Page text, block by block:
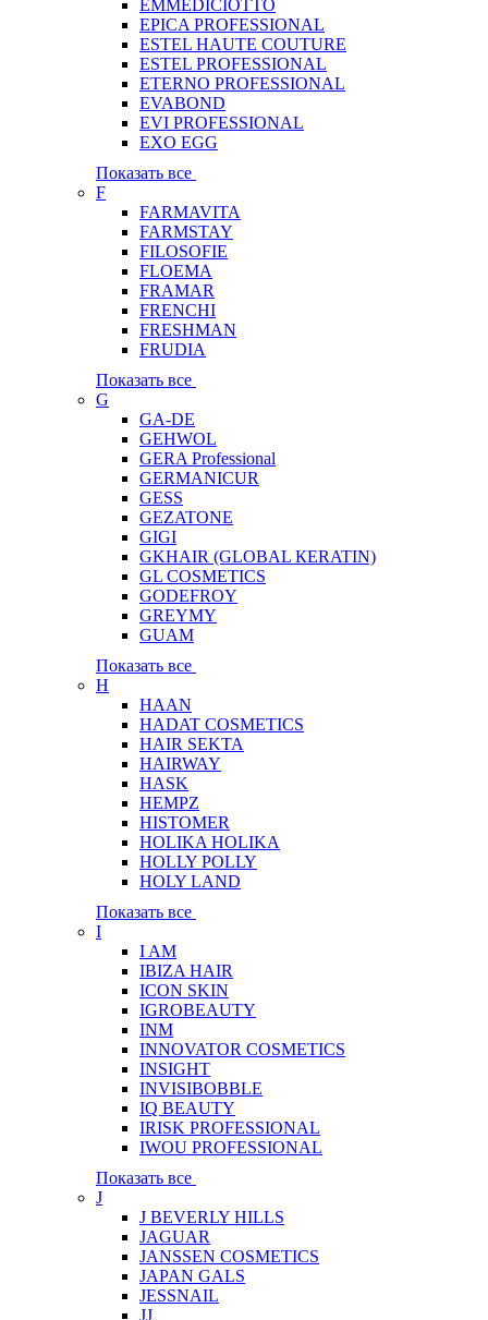
EMMEDICIOTTO
EPICA PROFESSIONAL
ESTEL HAUTE COUTURE
ESTEL PROFESSIONAL
ETERNO PROFESSIONAL
EVABOND
EVI PROFESSIONAL
EXO EGG
Показать все
F
FARMAVITA
FARMSTAY
FILOSOFIE
FLOEMA
FRAMAR
FRENCHI
FRESHMAN
FRUDIA
Показать все
G
GA-DE
GEHWOL
GERA Professional
GERMANICUR
GESS
GEZATONE
GIGI
GKHAIR (GLOBAL КЕRATIN)
GL COSMETICS
GODEFROY
GREYMY
GUAM
Показать все
H
HAAN
HADAT COSMETICS
HAIR SEKTA
HAIRWAY
HASK
HEMPZ
HISTOMER
HOLIKA HOLIKA
HOLLY POLLY
HOLY LAND
Показать все
I
I AM
IBIZA HAIR
ICON SKIN
IGROBEAUTY
INM
INNOVATOR COSMETICS
INSIGHT
INVISIBOBBLE
IQ BEAUTY
IRISK PROFESSIONAL
IWOU PROFESSIONAL
Показать все
J
J BEVERLY HILLS
JAGUAR
JANSSEN COSMETICS
JAPAN GALS
JESSNAIL
JJ